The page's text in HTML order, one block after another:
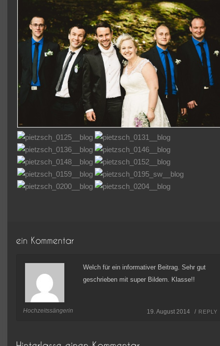
Hochzeitssängerin
Welch für ein informativer Beitrag. Sehr gut
geschrieben mit super Bildern. Klasse!!
19. August 2014 / REPLY